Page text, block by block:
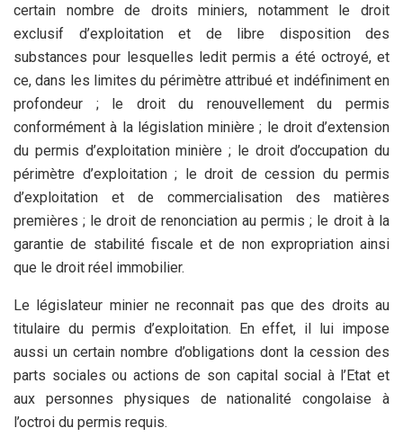
certain nombre de droits miniers, notamment le droit
exclusif d’exploitation et de libre disposition des
substances pour lesquelles ledit permis a été octroyé, et
ce, dans les limites du périmètre attribué et indéfiniment en
profondeur ; le droit du renouvellement du permis
conformément à la législation minière ; le droit d’extension
du permis d’exploitation minière ; le droit d’occupation du
périmètre d’exploitation ; le droit de cession du permis
d’exploitation et de commercialisation des matières
premières ; le droit de renonciation au permis ; le droit à la
garantie de stabilité fiscale et de non expropriation ainsi
que le droit réel immobilier.
Le législateur minier ne reconnait pas que des droits au
titulaire du permis d’exploitation. En effet, il lui impose
aussi un certain nombre d’obligations dont la cession des
parts sociales ou actions de son capital social à l’Etat et
aux personnes physiques de nationalité congolaise à
l’octroi du permis requis.